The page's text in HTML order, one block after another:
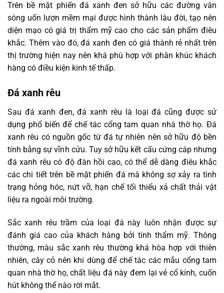
Trên bề mặt phiến đá xanh đen sở hữu các đường vân
sóng uốn lượn mềm mại được hình thành lâu đời, tạo nên
diện mạo có giá trị thẩm mỹ cao cho các sản phẩm điêu
khắc. Thêm vào đó, đá xanh đen có giá thành rẻ nhất trên
thị trường hiện nay nên khá phù hợp với phân khúc khách
hàng có điều kiện kinh tế thấp.
Đá xanh rêu
Sau đá xanh đen, đá xanh rêu là loại đá cũng được sử
dụng phổ biến để chế tác cổng tam quan nhà thờ họ. Đá
xanh rêu có nguồn gốc từ đá tự nhiên nên sở hữu độ bền
tính bằng sự vĩnh cửu. Tuy sở hữu kết cấu cứng cáp nhưng
đá xanh rêu có độ đàn hồi cao, có thể dễ dàng điêu khắc
các chi tiết trên bề mặt phiến đá mà không sợ xảy ra tình
trạng hỏng hóc, nứt vỡ, hạn chế tối thiểu xả chất thải vật
liệu ra ngoài môi trường.
Sắc xanh rêu trầm của loại đá này luôn nhận được sự
đánh giá cao của khách hàng bởi tính thẩm mỹ. Thông
thường, màu sắc xanh rêu thường khá hòa hợp với thiên
nhiên, cây cỏ nên khi dùng để chế tác các mẫu cổng tam
quan nhà thờ họ, chất liệu đá này đem lại vẻ cổ kính, cuốn
hút không thể nào rời mắt.